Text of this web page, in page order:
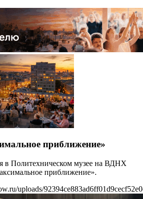
приближение»
в Политехническом музее на ВДНХ
приближение».
uploads/